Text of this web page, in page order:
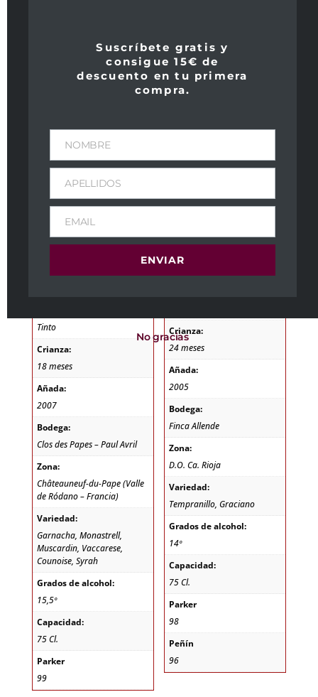
Clos des Papes
2007
249,00€ IVA Incl
Tinto
Crianza:
18 meses
Añada:
2007
Bodega:
Clos des Papes – Paul Avril
Zona:
Châteauneuf-du-Pape (Valle
de Ródano – Francia)
Variedad:
Garnacha, Monastrell,
Muscardin, Vaccarese,
Counoise, Syrah
Grados de alcohol:
15,5º
Capacidad:
75 Cl.
Parker
99
Aurus 2005
Crianza:
24 meses
Añada:
2005
Bodega:
Finca Allende
Zona:
D.O. Ca. Rioja
Variedad:
Tempranillo, Graciano
Grados de alcohol:
14º
Capacidad:
75 Cl.
Parker
98
Peñín
96
Suscríbete gratis y
consigue 15€ de
descuento en tu primera
compra.
NOMBRE
APELLIDOS
EMAIL
ENVIAR
No gracias